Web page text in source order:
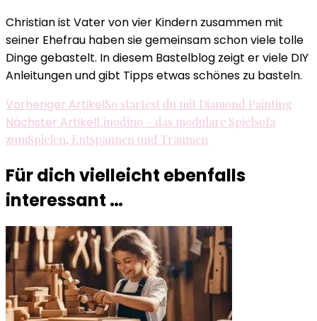
Christian ist Vater von vier Kindern zusammen mit
seiner Ehefrau haben sie gemeinsam schon viele tolle
Dinge gebastelt. In diesem Bastelblog zeigt er viele DIY
Anleitungen und gibt Tipps etwas schönes zu basteln.
Beitragsnavigation
Vorheriger ArtikelSo startest du mit Diamond Painting
Nächster ArtikelLinodino – das modulare Spielsofa
zumSpielen, Entspannen und Träumen
Für dich vielleicht ebenfalls
interessant …